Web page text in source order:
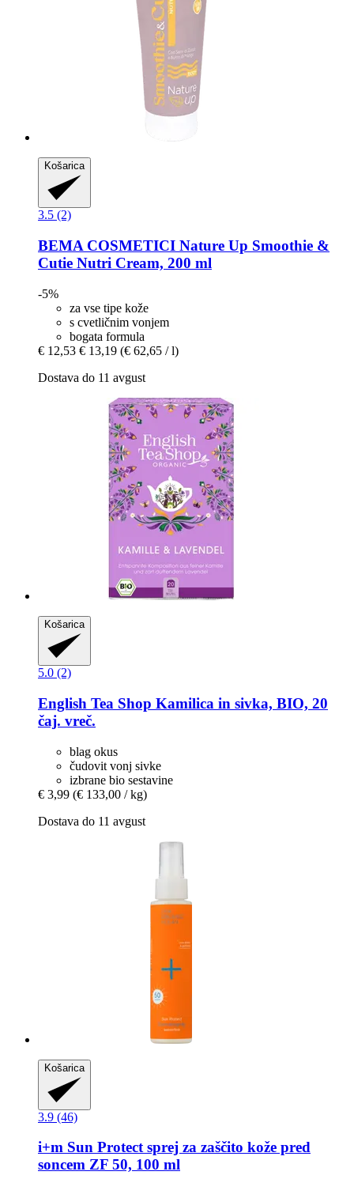
Košarica
3.5 (2)
BEMA COSMETICI Nature Up Smoothie &
Cutie Nutri Cream, 200 ml
-5%
za vse tipe kože
s cvetličnim vonjem
bogata formula
€ 12,53 € 13,19 (€ 62,65 / l)
Dostava do 11 avgust
Košarica
5.0 (2)
English Tea Shop Kamilica in sivka, BIO, 20
čaj. vreč.
blag okus
čudovit vonj sivke
izbrane bio sestavine
€ 3,99 (€ 133,00 / kg)
Dostava do 11 avgust
Košarica
3.9 (46)
i+m Sun Protect sprej za zaščito kože pred
soncem ZF 50, 100 ml